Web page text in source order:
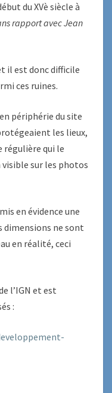
du XVè siècle à
rapport avec Jean
il est donc difficile
ces ruines.
périphérie du site
les lieux,
régulière qui le
sur les photos
en évidence une
dimensions ne sont
en réalité, ceci
l’IGN et est
: